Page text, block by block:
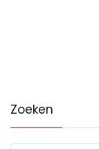
Zoeken